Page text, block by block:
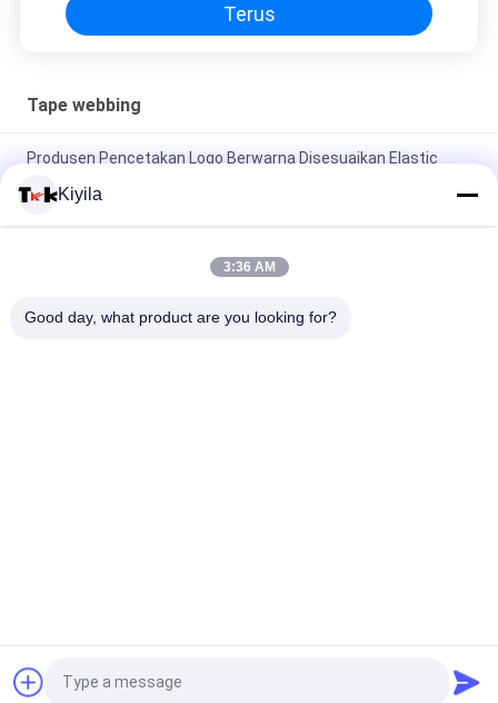
Terus
Tape webbing
Produsen Pencetakan Logo Berwarna Disesuaikan Elastic
Kustom Yoga Gym Jacquard Elastis Band Cetak Layar Silikon
2cm 3cm Disesuaikan
Label Woven PakaianQuote request suatu
Kiyila
3:36 AM
Good day, what product are you looking for?